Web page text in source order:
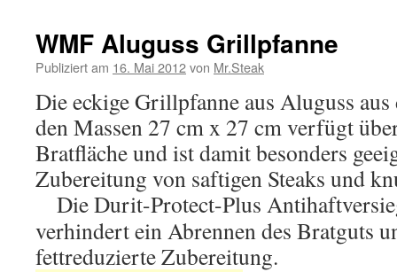
WMF Aluguss Grillpfanne
Publiziert am 16. Mai 2012von Mr.Steak
Die eckige Grillpfanne aus Aluguss
den Massen 27 cm x 27 cm verfügt
Bratfläche und ist damit besonders
Zubereitung von saftigen Steaks und
Die Durit-Protect-Plus
verhindert ein Abrennen des Bratguts
fettreduzierte Zubereitung.